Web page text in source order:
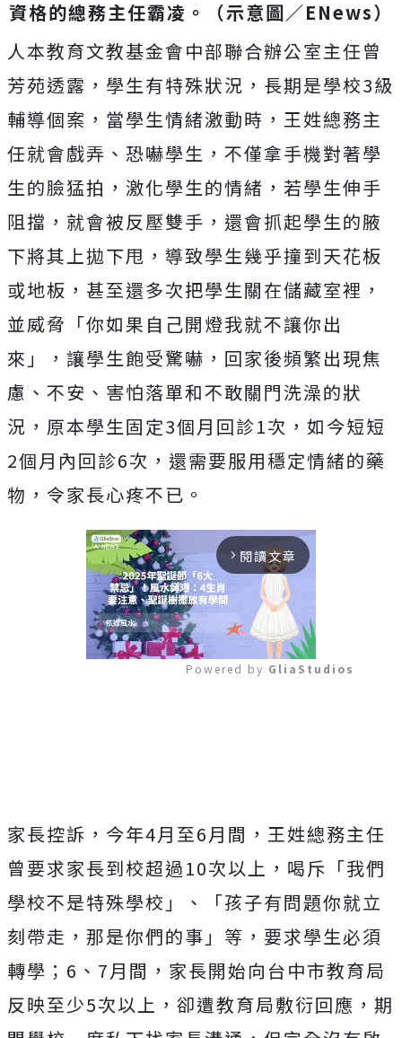
資格的總務主任霸凌。（示意圖／ENews）
人本教育文教基金會中部聯合辦公室主任曾
芳苑透露，學生有特殊狀況，長期是學校3級
輔導個案，當學生情緒激動時，王姓總務主
任就會戲弄、恐嚇學生，不僅拿手機對著學
生的臉猛拍，激化學生的情緒，若學生伸手
阻擋，就會被反壓雙手，還會抓起學生的腋
下將其上拋下甩，導致學生幾乎撞到天花板
或地板，甚至還多次把學生關在儲藏室裡，
並威脅「你如果自己開燈我就不讓你出
來」，讓學生飽受驚嚇，回家後頻繁出現焦
慮、不安、害怕落單和不敢關門洗澡的狀
況，原本學生固定3個月回診1次，如今短短
2個月內回診6次，還需要服用穩定情緒的藥
物，令家長心疼不已。
arrow_forward_ios 閱讀文章
Powered by GliaStudios
家長控訴，今年4月至6月間，王姓總務主任
曾要求家長到校超過10次以上，喝斥「我們
學校不是特殊學校」、「孩子有問題你就立
刻帶走，那是你們的事」等，要求學生必須
轉學；6、7月間，家長開始向台中市教育局
反映至少5次以上，卻遭教育局敷衍回應，期